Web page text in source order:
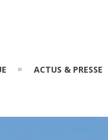
ACTUS & PRESSE